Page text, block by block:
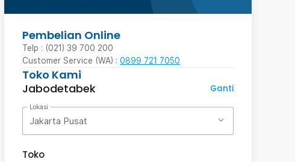
Pembelian Online
Telp : (021) 39 700 200
Customer Service (WA) : 0899 721 7050
Toko Kami
Jabodetabek
Ganti
Lokasi
Jakarta Pusat
Toko